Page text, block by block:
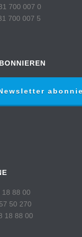
700 007 0
700 007 5
18 88 00
50 270
18 88 00